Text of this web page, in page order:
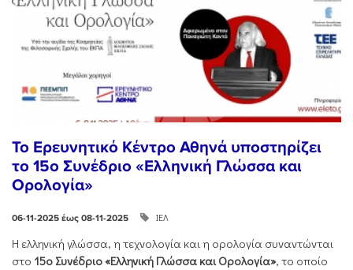
Το Ερευνητικό Κέντρο Αθηνά υποστηρίζει
το 15ο Συνέδριο «Ελληνική Γλώσσα και
Ορολογία»
06-11-2025 έως 08-11-2025 ΙΕΛ
Η ελληνική γλώσσα, η τεχνολογία και η ορολογία συναντώνται
στο 15ο Συνέδριο «Ελληνική Γλώσσα και Ορολογία», το οποίο